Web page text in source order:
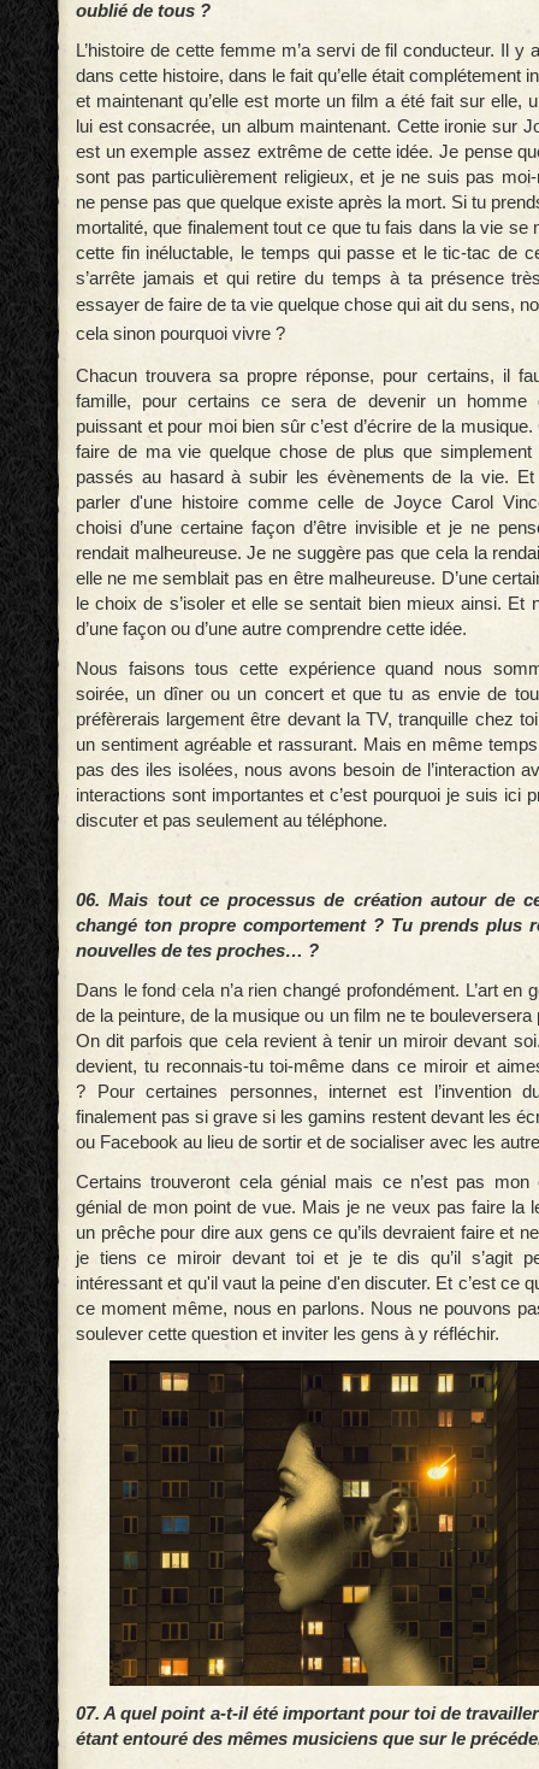
oublié de tous ?
L’histoire de cette femme m’a servi de fil conducteur. Il y
dans cette histoire, dans le fait qu’elle était complétement
et maintenant qu’elle est morte un film a été fait sur elle,
lui est consacrée, un album maintenant. Cette ironie sur
est un exemple assez extrême de cette idée. Je pense
sont pas particulièrement religieux, et je ne suis pas
ne pense pas que quelque existe après la mort. Si tu
mortalité, que finalement tout ce que tu fais dans la vie se
cette fin inéluctable, le temps qui passe et le tic-tac de
s’arrête jamais et qui retire du temps à ta présence
essayer de faire de ta vie quelque chose qui ait du sens,
cela sinon pourquoi vivre ?
Chacun trouvera sa propre réponse, pour certains, il
famille, pour certains ce sera de devenir un homme
puissant et pour moi bien sûr c’est d’écrire de la
faire de ma vie quelque chose de plus que
passés au hasard à subir les évènements de la vie. Et
parler d'une histoire comme celle de Joyce Carol
choisi d’une certaine façon d’être invisible et je ne
rendait malheureuse. Je ne suggère pas que cela la
elle ne me semblait pas en être malheureuse. D’une
le choix de s’isoler et elle se sentait bien mieux ainsi. Et
d’une façon ou d’une autre comprendre cette idée.
Nous faisons tous cette expérience quand nous
soirée, un dîner ou un concert et que tu as envie de
préfèrerais largement être devant la TV, tranquille chez
un sentiment agréable et rassurant. Mais en même
pas des iles isolées, nous avons besoin de l’interaction
interactions sont importantes et c’est pourquoi je suis ici
discuter et pas seulement au téléphone.
06. Mais tout ce processus de création autour de
changé ton propre comportement ? Tu prends plus
nouvelles de tes proches… ?
Dans le fond cela n’a rien changé profondément. L’art en
de la peinture, de la musique ou un film ne te bouleversera
On dit parfois que cela revient à tenir un miroir devant
devient, tu reconnais-tu toi-même dans ce miroir et
? Pour certaines personnes, internet est l’invention
finalement pas si grave si les gamins restent devant les
ou Facebook au lieu de sortir et de socialiser avec les
Certains trouveront cela génial mais ce n’est pas mon
génial de mon point de vue. Mais je ne veux pas faire la
un prêche pour dire aux gens ce qu’ils devraient faire et
je tiens ce miroir devant toi et je te dis qu’il s’agit
intéressant et qu'il vaut la peine d'en discuter. Et c’est ce
ce moment même, nous en parlons. Nous ne pouvons
soulever cette question et inviter les gens à y réfléchir.
07. A quel point a-t-il été important pour toi de
étant entouré des mêmes musiciens que sur le